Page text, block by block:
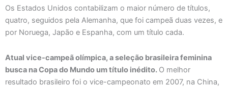
Os Estados Unidos contabilizam o maior número de títulos,
quatro, seguidos pela Alemanha, que foi campeã duas vezes, e
por Noruega, Japão e Espanha, com um título cada.
Atual vice-campeã olímpica, a seleção brasileira feminina
busca na Copa do Mundo um título inédito. O melhor
resultado brasileiro foi o vice-campeonato em 2007, na China,